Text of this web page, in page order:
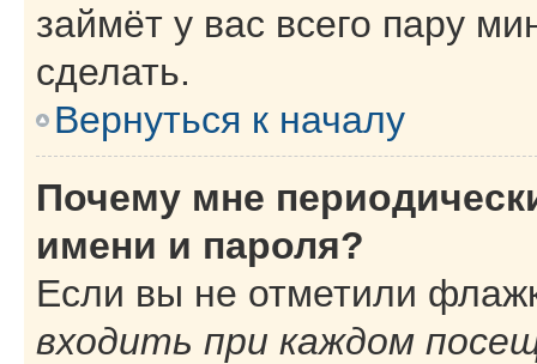
займёт у вас всего пару
сделать.
Вернуться к началу
Почему мне
имени и пароля?
Если вы не отметили
входить при каждом